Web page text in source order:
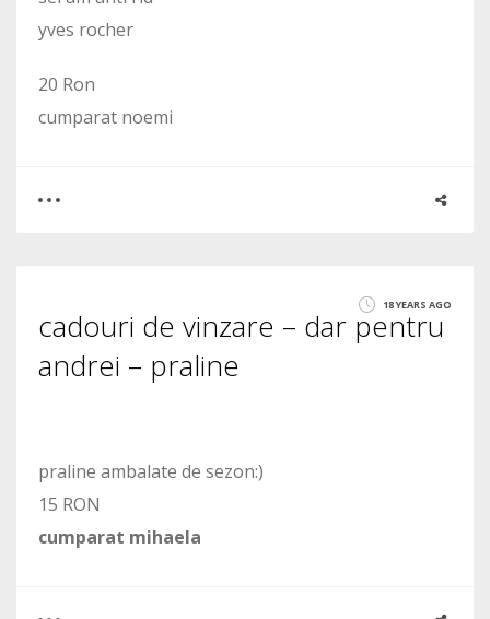
yves rocher
20 Ron
cumparat noemi
1527
18 YEARS AGO
cadouri de vinzare – dar pentru
andrei – praline
praline ambalate de sezon:)
15 RON
cumparat mihaela